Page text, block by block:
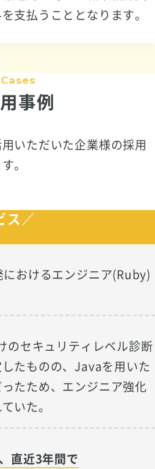
支払うこととなります。
Cases
事例
いただいた企業様の採用
。
ス／
おけるエンジニア(Ruby)
のセキュリティレベル診断
たものの、Javaを用いた
たため、エンジニア強化
いた。
直近3年間で